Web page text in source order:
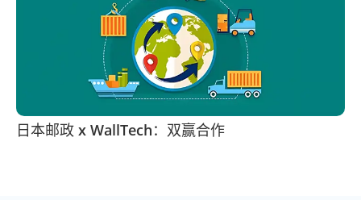
日本邮政 x WallTech：双赢合作